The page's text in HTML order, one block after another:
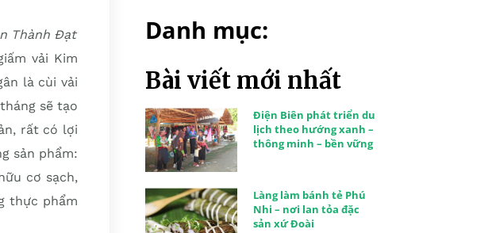
Thành Đạt
vải Kim
là cùi vải
sẽ tạo
rất có lợi
sản phẩm:
cơ sạch,
thực phẩm
Danh mục:
Bài viết mới nhất
Điện Biên phát triển du
lịch theo hướng xanh –
thông minh – bền vững
Làng làm bánh tẻ Phú
Nhi – nơi lan tỏa đặc
sản xứ Đoài